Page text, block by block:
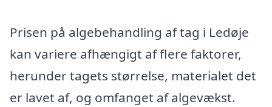
Prisen på algebehandling af tag i Ledøje
kan variere afhængigt af flere faktorer,
herunder tagets størrelse, materialet det
er lavet af, og omfanget af algevækst.